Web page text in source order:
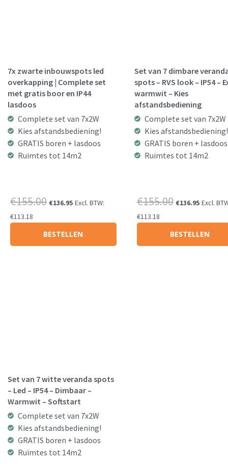
7x zwarte inbouwspots led
overkapping | Complete set
met gratis boor en IP44
lasdoos
Complete set van 7x2W
Kies afstandsbediening!
GRATIS boren + lasdoos
Ruimtes tot 14m2
€155.00Oorspronkelijke
was:
€155.00.
€136.95Huidige
is:
€136.95.
Excl. BTW:
€113.18
BESTELLEN
Set van 7 dimbare
spots – RVS look – IP54 –
warmwit – Kies
afstandsbediening
Complete set van 7x2W
Kies afstandsbediening!
GRATIS boren + lasdoos
Ruimtes tot 14m2
€155.00
was:
€155.00.
€136.95
is:
Excl.
€113.18
BESTELLEN
Set van 7 witte veranda spots
– Led – IP54 – Dimbaar –
Warmwit – Softstart
Complete set van 7x2W
Kies afstandsbediening!
GRATIS boren + lasdoos
Ruimtes tot 14m2